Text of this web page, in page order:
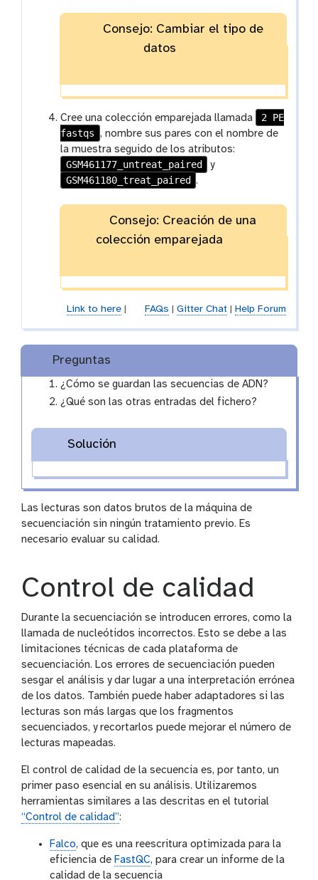
Consejo: Cambiar el tipo de
datos
Cree una colección emparejada llamada
2 PE
fastqs , nombre sus pares con el nombre de
la muestra seguido de los atributos:
GSM461177_untreat_paired
y
GSM461180_treat_paired .
Consejo: Creación de una
colección emparejada
Link to here| FAQs Gitter Chat| Help Forum
Preguntas
¿Cómo se guardan las secuencias de ADN?
¿Qué son las otras entradas del fichero?
Solución
Las lecturas son datos brutos de la máquina de
secuenciación sin ningún tratamiento previo. Es
necesario evaluar su calidad.
Control de calidad
Durante la secuenciación se introducen errores, como la
llamada de nucleótidos incorrectos. Esto se debe a las
limitaciones técnicas de cada plataforma de
secuenciación. Los errores de secuenciación pueden
sesgar el análisis y dar lugar a una interpretación errónea
de los datos. También puede haber adaptadores si las
lecturas son más largas que los fragmentos
secuenciados, y recortarlos puede mejorar el número de
lecturas mapeadas.
El control de calidad de la secuencia es, por tanto, un
primer paso esencial en su análisis. Utilizaremos
herramientas similares a las descritas en el tutorial
“Control de calidad”:
Falco, que es una reescritura optimizada para la
eficiencia de FastQC, para crear un informe de la
calidad de la secuencia